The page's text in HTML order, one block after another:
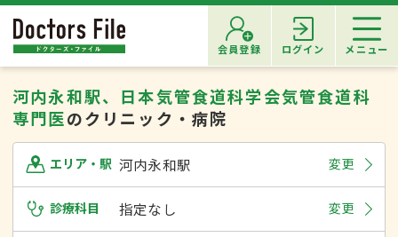
会員登録 ログイン メニュー
河内永和駅、日本気管食道科学会気管食道科
専門医のクリニック・病院
エリア・駅 河内永和駅 変更
診療科目 指定なし 変更